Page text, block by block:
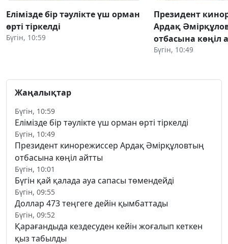
Елімізде бір тәулікте үш орман
өрті тіркелді
Бүгін, 10:59
Президент
Ардақ
отбасына көңіл
Бүгін, 10:49
Жаңалықтар
Бүгін, 10:59
Елімізде бір тәулікте үш орман өрті тіркелді
Бүгін, 10:49
Президент кинорежиссер Ардақ Әмірқұловтың
отбасына көңіл айтты
Бүгін, 10:01
Бүгін қай қалада ауа сапасы төмендейді
Бүгін, 09:55
Доллар 473 теңгеге дейін қымбаттады
Бүгін, 09:52
Қарағандыда кездесуден кейін жоғалып кеткен
қыз табылды